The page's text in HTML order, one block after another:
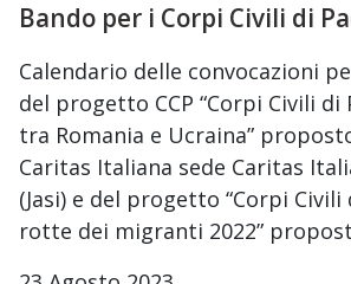
Bando per i Corpi Civili di
Calendario delle convocazioni
del progetto CCP “Corpi Civili di
tra Romania e Ucraina”
Caritas Italiana sede Caritas
(Jasi) e del progetto “Corpi Civili
rotte dei migranti 2022”